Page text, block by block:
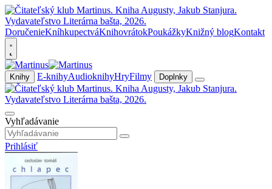
DoručenieKníhkupectváKnihovrátokPoukážkyKnižný blogKontakt
Knihy E-knihyAudioknihyHryFilmy Doplnky
Vyhľadávanie
Prihlásiť